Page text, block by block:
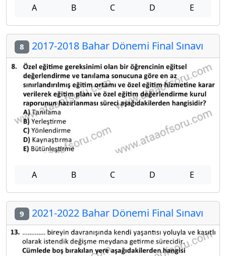
A B C D E
8 2017-2018 Bahar Dönemi Final Sınavı
A B C D E
9 2021-2022 Bahar Dönemi Final Sınavı